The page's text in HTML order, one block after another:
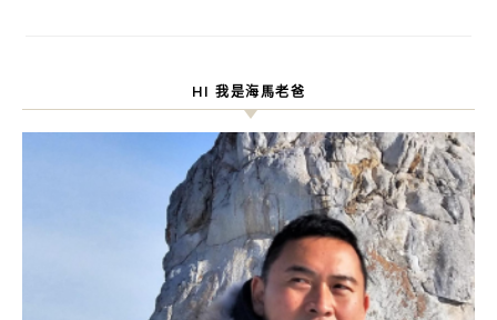
HI 我是海馬老爸